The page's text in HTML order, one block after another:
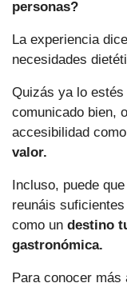
personas?
La experiencia
necesidades
Quizás ya lo
comunicado bien,
accesibilidad como
valor.
Incluso, puede
reunáis
como un destino
gastronómica.
Para conocer